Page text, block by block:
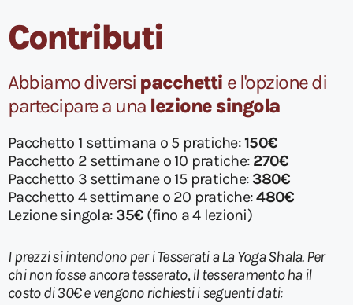
Contributi
Abbiamo diversi pacchetti e l'opzione di
partecipare a una lezione singola
Pacchetto 1 settimana o 5 pratiche:150€
Pacchetto 2 settimane o 10 pratiche: 270€
Pacchetto 3 settimane o 15 pratiche: 380€
Pacchetto 4 settimane o 20 pratiche:480€
Lezione singola: 35€ (fino a 4 lezioni)
I prezzi si intendono per i Tesserati a La Yoga Shala. Per
chi non fosse ancora tesserato, iltesseramento ha il
costo di 30€ e vengono richiesti i seguenti dati: